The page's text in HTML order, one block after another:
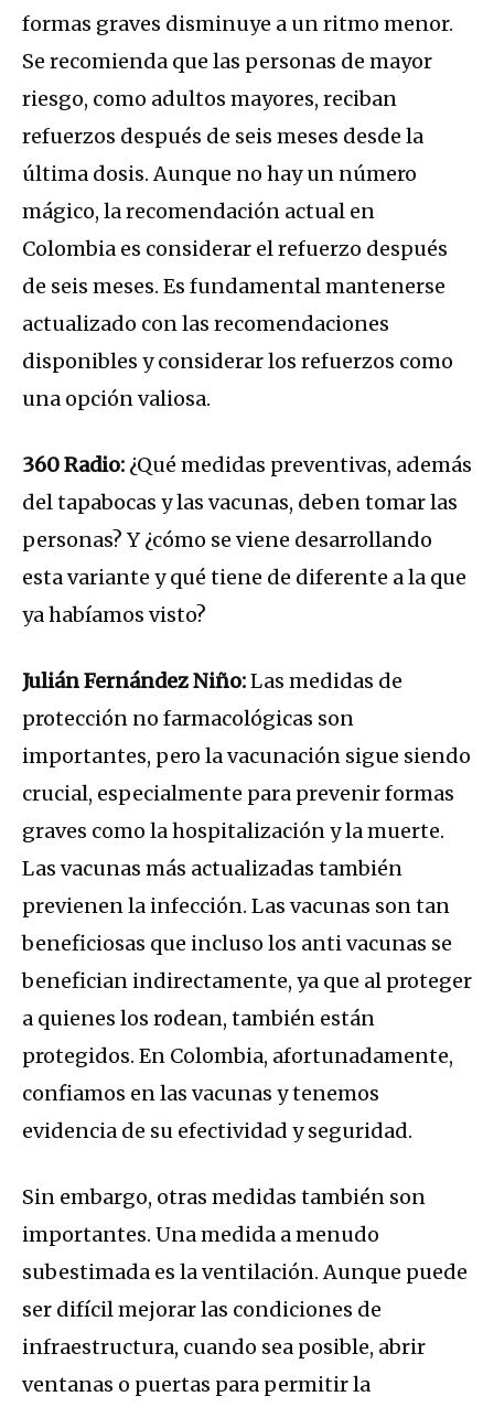
formas graves disminuye a un ritmo menor.
Se recomienda que las personas de mayor
riesgo, como adultos mayores, reciban
refuerzos después de seis meses desde la
última dosis. Aunque no hay un número
mágico, la recomendación actual en
Colombia es considerar el refuerzo después
de seis meses. Es fundamental mantenerse
actualizado con las recomendaciones
disponibles y considerar los refuerzos como
una opción valiosa.
360 Radio: ¿Qué medidas preventivas, además
del tapabocas y las vacunas, deben tomar las
personas? Y ¿cómo se viene desarrollando
esta variante y qué tiene de diferente a la que
ya habíamos visto?
Julián Fernández Niño:Las medidas de
protección no farmacológicas son
importantes, pero la vacunación sigue siendo
crucial, especialmente para prevenir formas
graves como la hospitalización y la muerte.
Las vacunas más actualizadas también
previenen la infección. Las vacunas son tan
beneficiosas que incluso los anti vacunas se
benefician indirectamente, ya que al proteger
a quienes los rodean, también están
protegidos. En Colombia, afortunadamente,
confiamos en las vacunas y tenemos
evidencia de su efectividad y seguridad.
Sin embargo, otras medidas también son
importantes. Una medida a menudo
subestimada es la ventilación. Aunque puede
ser difícil mejorar las condiciones de
infraestructura, cuando sea posible, abrir
ventanas o puertas para permitir la